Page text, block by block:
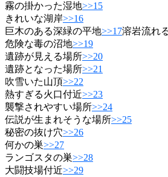
霧の掛かった湿地>>15
きれいな湖岸>>16
巨木のある深緑の平地>>17溶岩流れ
危険な毒の沼地>>19
遺跡が見える場所>>20
遺跡となった場所>>21
吹雪いた山頂>>22
熱すぎる火口付近>>23
襲撃されやすい場所>>24
伝説が生まれそうな場所>>25
秘密の抜け穴>>26
何かの巣>>27
ランゴスタの巣>>28
大闘技場付近>>29